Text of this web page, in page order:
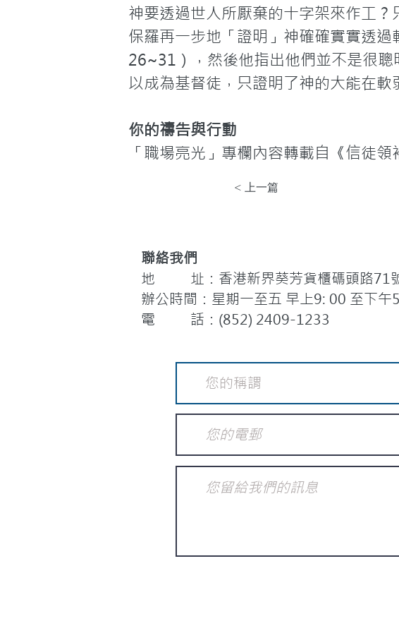
神要透過世人所厭棄的十字架來作工
保羅再一步地「證明」神確確實實透
26~31），然後他指出他們並不是很
以成為基督徒，只證明了神的大能在
你的禱告與行動
「職場亮光」專欄內容轉載自《信徒
< 上一篇
聯絡我們
地 址：香港新界葵芳貨櫃碼頭路71
辦公時間：星期一至五 早上9: 00 至下
電 話：(852) 2409-1233